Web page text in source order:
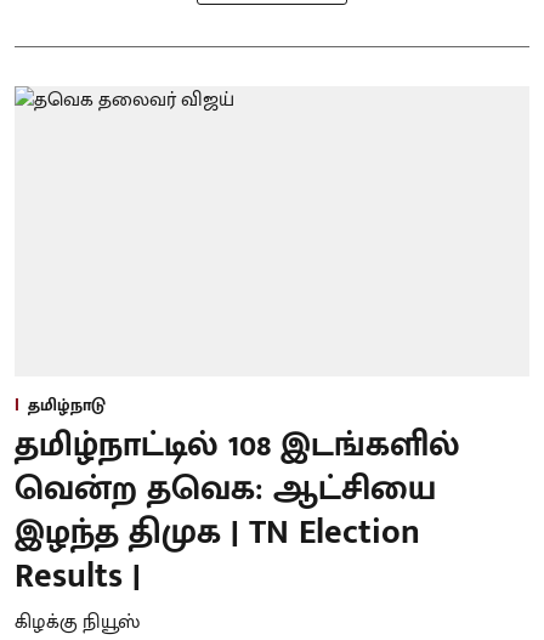
தமிழ்நாடு
தமிழ்நாட்டில் 108 இடங்களில்
வென்ற தவெக: ஆட்சியை
இழந்த திமுக | TN Election
Results |
கிழக்கு நியூஸ்